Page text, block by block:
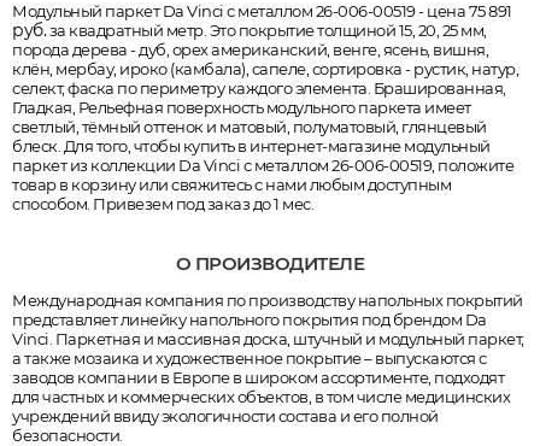
Модульный паркет Da Vinci с металлом 26-006-00519 - цена 75 891
руб.за квадратный метр. Это покрытие толщиной 15, 20, 25 мм,
порода дерева - дуб, орех американский, венге, ясень, вишня,
клён, мербау, ироко (камбала), сапеле, сортировка - рустик, натур,
селект, фаска по периметру каждого элемента. Брашированная,
Гладкая, Рельефная поверхность модульного паркета имеет
светлый, тёмный оттенок и матовый, полуматовый, глянцевый
блеск. Для того, чтобы купить в интернет-магазине модульный
паркет из коллекции Da Vinci с металлом 26-006-00519, положите
товар в корзину или свяжитесь с нами любым доступным
способом. Привезем под заказ до 1 мес.
О ПРОИЗВОДИТЕЛЕ
Международная компания по производству напольных покрытий
представляет линейку напольного покрытия под брендом Da
Vinci. Паркетная и массивная доска, штучный и модульный паркет,
а также мозаика и художественное покрытие – выпускаются с
заводов компании в Европе в широком ассортименте, подходят
для частных и коммерческих объектов, в том числе медицинских
учреждений ввиду экологичности состава и его полной
безопасности.